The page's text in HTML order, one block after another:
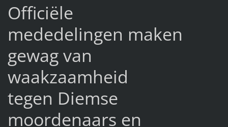
Officiële
mededelingen maken
gewag van
waakzaamheid
tegen Diemse
moordenaars en